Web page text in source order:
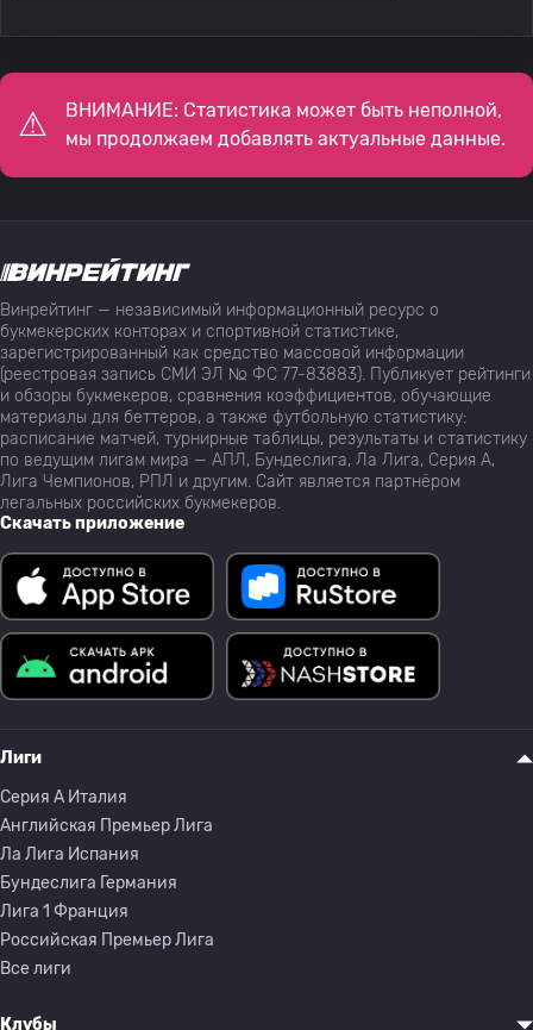
ВНИМАНИЕ: Статистика может быть неполной,
мы продолжаем добавлять актуальные данные.
Винрейтинг — независимый информационный ресурс о
букмекерских конторах и спортивной статистике,
зарегистрированный как средство массовой информации
(реестровая запись СМИ ЭЛ № ФС 77-83883). Публикует рейтинги
и обзоры букмекеров, сравнения коэффициентов, обучающие
материалы для беттеров, а также футбольную статистику:
расписание матчей, турнирные таблицы, результаты и статистику
по ведущим лигам мира — АПЛ, Бундеслига, Ла Лига, Серия А,
Лига Чемпионов, РПЛ и другим. Сайт является партнёром
легальных российских букмекеров.
Скачать приложение
Лиги
Серия A Италия
Английская Премьер Лига
Ла Лига Испания
Бундеслига Германия
Лига 1 Франция
Российская Премьер Лига
Все лиги
Клубы